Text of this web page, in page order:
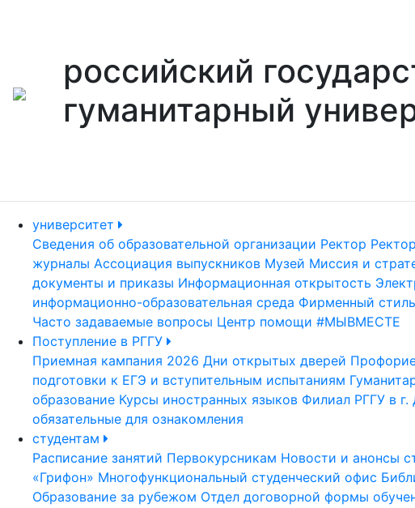
российский
гуманитарный
университет
Сведения об образовательной организации Ректор
журналы Ассоциация выпускников Музей Миссия и
документы и приказы Информационная открытость
информационно-образовательная среда Фирменный стиль
Часто задаваемые вопросы Центр помощи #МЫВМЕСТЕ
Поступление в РГГУ
Приемная кампания 2026 Дни открытых дверей
подготовки к ЕГЭ и вступительным испытаниям
образование Курсы иностранных языков Филиал РГГУ в
обязательные для ознакомления
студентам
Расписание занятий Первокурсникам Новости и анонсы
«Грифон» Многофункциональный студенческий офис
Образование за рубежом Отдел договорной формы